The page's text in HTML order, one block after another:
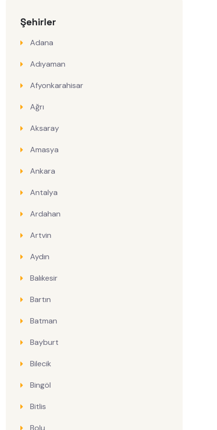
Şehirler
Adana
Adıyaman
Afyonkarahisar
Ağrı
Aksaray
Amasya
Ankara
Antalya
Ardahan
Artvin
Aydın
Balıkesir
Bartın
Batman
Bayburt
Bilecik
Bingöl
Bitlis
Bolu